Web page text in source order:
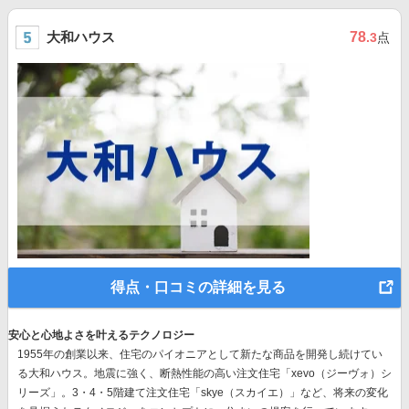
大和ハウス 78.3点
得点・口コミの詳細を見る
安心と心地よさを叶えるテクノロジー
1955年の創業以来、 住宅のパイオニア として新たな商品を開発し続けてい
る大和ハウス。地震に強く、断熱性能の高い注文住宅「xevo（ジーヴォ）シ
リーズ」。3・4・5階建て注文住宅「skye（スカイエ）」など、 将来の変化